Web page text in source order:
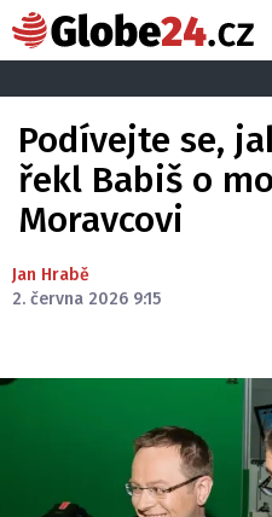
Podívejte se,
řekl Babiš o
Moravcovi
Jan Hrabě
2. června 2026 9:15